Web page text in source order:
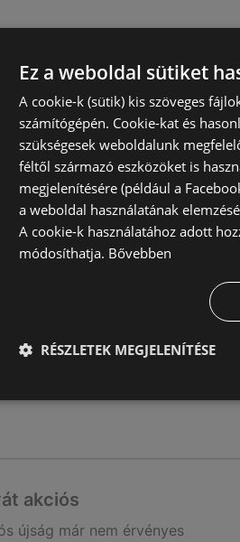
akciós
újság már nem érvényes
dátuma:
akciós
újság már nem érvényes
Ez a weboldal sütiket
A cookie-k (sütik) kis szöveges
számítógépén. Cookie-kat és
szükségesek weboldalunk
féltől származó eszközöket is
megjelenítésére (például a
a weboldal használatának
A cookie-k használatához adott
módosíthatja. Bővebben
RÉSZLETEK MEGJELENÍTÉSE